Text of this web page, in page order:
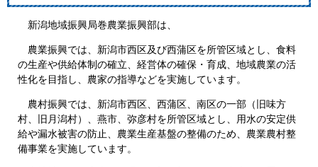
新潟地域振興局巻農業振興部は、
農業振興では、新潟市西区及び西蒲区を所管区域とし、食料
の生産や供給体制の確立、経営体の確保・育成、地域農業の活
性化を目指し、農家の指導などを実施しています。
農村振興では、新潟市西区、西蒲区、南区の一部（旧味方
村、旧月潟村）、燕市、弥彦村を所管区域とし、用水の安定供
給や漏水被害の防止、農業生産基盤の整備のため、農業農村整
備事業を実施しています。